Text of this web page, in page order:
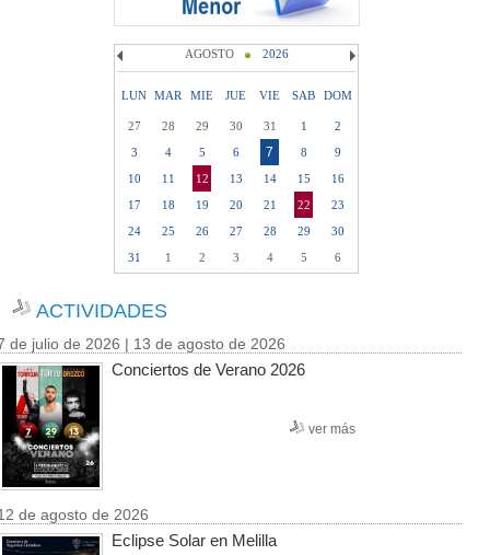
AGOSTO 2026
LUN MAR MIE JUE VIE SAB DOM
27 28 29 30 31 1
2
3
4 5 6 7 8
9
10
11 12 13 14 15
16
17
18 19 20 21 22
23
24
25 26 27 28 29
30
31
1 2 3 4 5 6
ACTIVIDADES
de julio de 2026 | 13 de agosto de 2026
Conciertos de Verano 2026
ver más
de agosto de 2026
Eclipse Solar en Melilla